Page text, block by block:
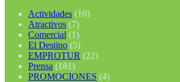
Actividades (10)
Atractivos (7)
Comercial (1)
El Destino (5)
EMPROTUR (22)
Prensa (181)
PROMOCIONES (4)